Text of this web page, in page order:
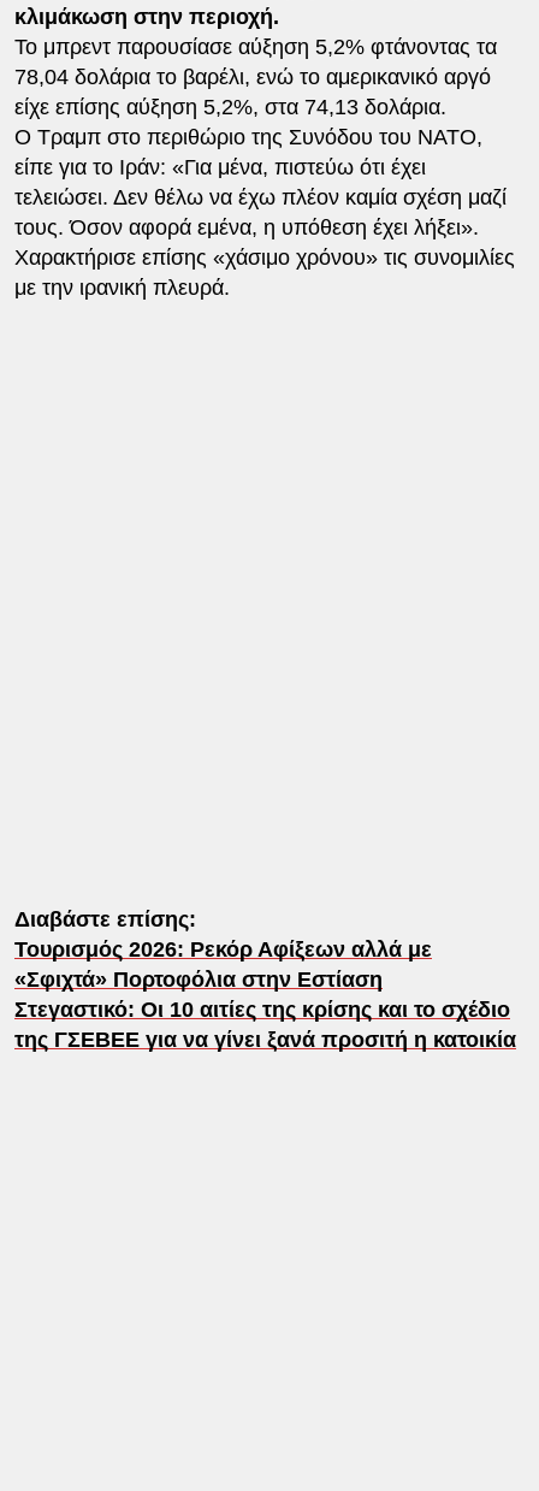
κλιμάκωση στην περιοχή.
Το μπρεντ παρουσίασε αύξηση 5,2% φτάνοντας τα
78,04 δολάρια το βαρέλι, ενώ το αμερικανικό αργό
είχε επίσης αύξηση 5,2%, στα 74,13 δολάρια.
Ο Τραμπ στο περιθώριο της Συνόδου του ΝΑΤΟ,
είπε για το Ιράν: «Για μένα, πιστεύω ότι έχει
τελειώσει. Δεν θέλω να έχω πλέον καμία σχέση μαζί
τους. Όσον αφορά εμένα, η υπόθεση έχει λήξει».
Χαρακτήρισε επίσης «χάσιμο χρόνου» τις συνομιλίες
με την ιρανική πλευρά.
Διαβάστε επίσης:
Τουρισμός 2026: Ρεκόρ Αφίξεων αλλά με
«Σφιχτά» Πορτοφόλια στην Εστίαση
Στεγαστικό: Οι 10 αιτίες της κρίσης και το σχέδιο
της ΓΣΕΒΕΕ για να γίνει ξανά προσιτή η κατοικία